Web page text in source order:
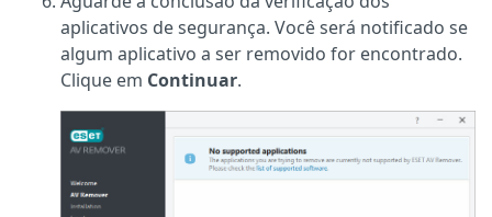
aplicativos de segurança. Você será notificado se
algum aplicativo a ser removido for encontrado.
Clique em Continuar.